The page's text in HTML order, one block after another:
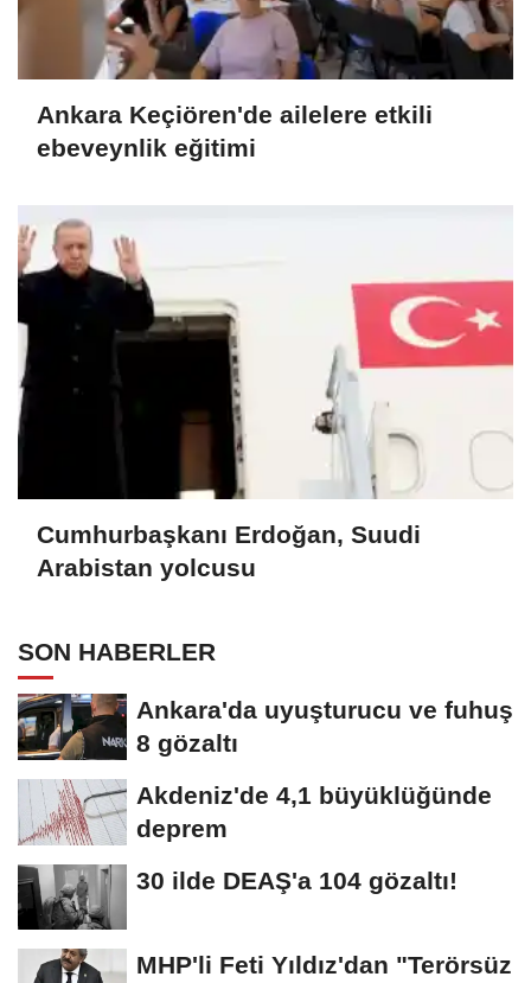
Ankara Keçiören'de ailelere etkili
ebeveynlik eğitimi
Cumhurbaşkanı Erdoğan, Suudi
Arabistan yolcusu
SON HABERLER
Ankara'da uyuşturucu ve fuhuş
8 gözaltı
Akdeniz'de 4,1 büyüklüğünde
deprem
30 ilde DEAŞ'a 104 gözaltı!
MHP'li Feti Yıldız'dan "Terörsüz